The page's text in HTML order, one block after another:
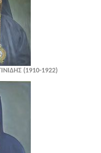
(1910-1922)